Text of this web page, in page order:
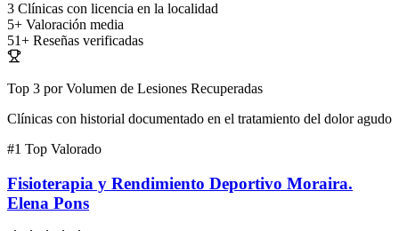
3 Clínicas con licencia en la localidad
5+ Valoración media
51+ Reseñas verificadas
Top 3 por Volumen de Lesiones Recuperadas
Clínicas con historial documentado en el tratamiento del dolor agudo
#1 Top Valorado
Fisioterapia y Rendimiento Deportivo Moraira.
Elena Pons